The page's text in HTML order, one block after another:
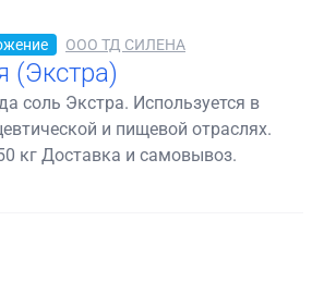
ООО ТД СИЛЕНА
(Экстра)
соль Экстра. Используется в
и пищевой отраслях.
кг Доставка и самовывоз.